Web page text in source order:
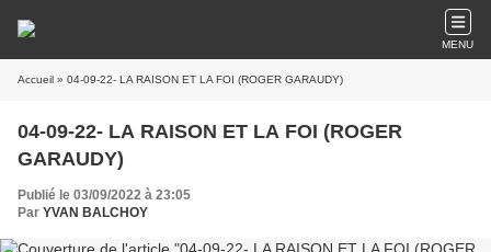
MENU
Accueil » 04-09-22- LA RAISON ET LA FOI (ROGER GARAUDY)
04-09-22- LA RAISON ET LA FOI (ROGER
GARAUDY)
Publié le 03/09/2022 à 23:05
Par YVAN BALCHOY